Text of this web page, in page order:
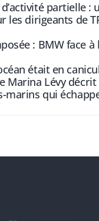
partielle :
les dirigeants de
: BMW face à
était en
Marina Lévy
marins qui